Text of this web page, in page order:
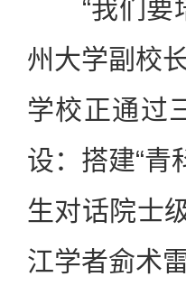
“我们要培
州大学副校
学校正通过
设：搭建“青
生对话院士
江学者侴术